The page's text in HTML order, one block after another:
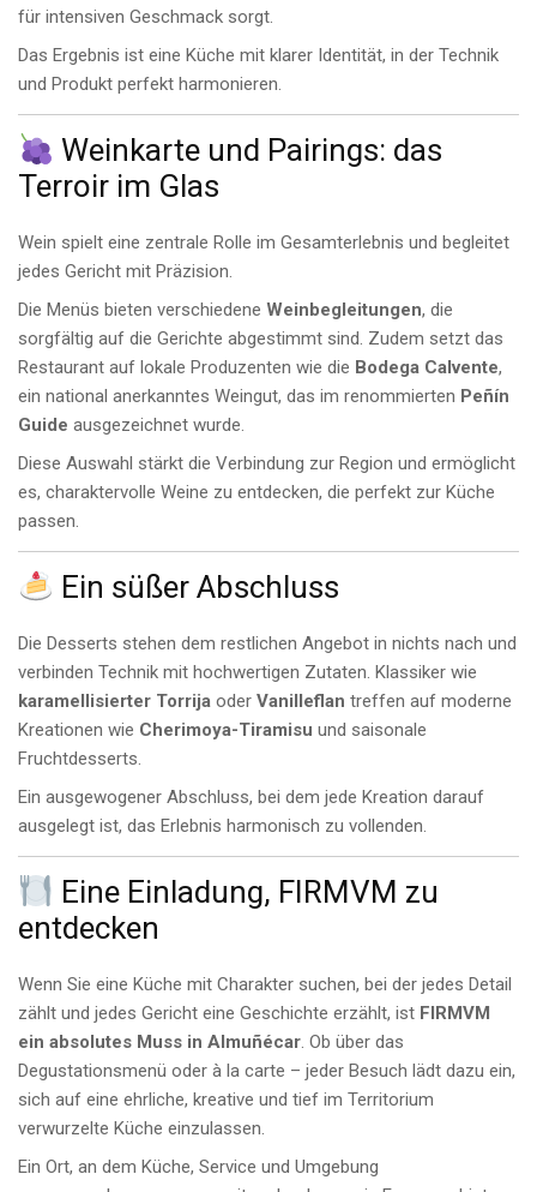
für intensiven Geschmack sorgt.
Das Ergebnis ist eine Küche mit klarer Identität, in der Technik
und Produkt perfekt harmonieren.
Weinkarte und Pairings: das
Terroir im Glas
Wein spielt eine zentrale Rolle im Gesamterlebnis und begleitet
jedes Gericht mit Präzision.
Die Menüs bieten verschiedene Weinbegleitungen, die
sorgfältig auf die Gerichte abgestimmt sind. Zudem setzt das
Restaurant auf lokale Produzenten wie die Bodega Calvente,
ein national anerkanntes Weingut, das im renommierten Peñín
Guide ausgezeichnet wurde.
Diese Auswahl stärkt die Verbindung zur Region und ermöglicht
es, charaktervolle Weine zu entdecken, die perfekt zur Küche
passen.
Ein süßer Abschluss
Die Desserts stehen dem restlichen Angebot in nichts nach und
verbinden Technik mit hochwertigen Zutaten. Klassiker wie
karamellisierter Torrija oder Vanilleflan treffen auf moderne
Kreationen wie Cherimoya-Tiramisu und saisonale
Fruchtdesserts.
Ein ausgewogener Abschluss, bei dem jede Kreation darauf
ausgelegt ist, das Erlebnis harmonisch zu vollenden.
Eine Einladung, FIRMVM zu
entdecken
Wenn Sie eine Küche mit Charakter suchen, bei der jedes Detail
zählt und jedes Gericht eine Geschichte erzählt, ist FIRMVM
ein absolutes Muss in Almuñécar. Ob über das
Degustationsmenü oder à la carte – jeder Besuch lädt dazu ein,
sich auf eine ehrliche, kreative und tief im Territorium
verwurzelte Küche einzulassen.
Ein Ort, an dem Küche, Service und Umgebung